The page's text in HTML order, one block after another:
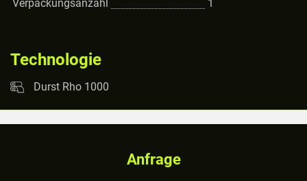
Verpackungsanzahl 1
Technologie
Durst Rho 1000
Anfrage